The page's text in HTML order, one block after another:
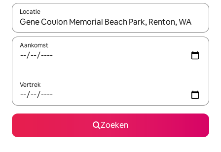
Locatie
Wanneer er suggesties beschikbaar zijn, maak je een keuze
Aankomst
Vertrek
Zoeken